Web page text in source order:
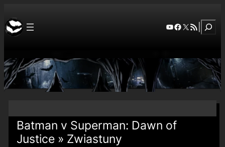
YouTube
Facebook
X RSS Feed
Batman v Superman: Dawn of
Justice » Zwiastuny